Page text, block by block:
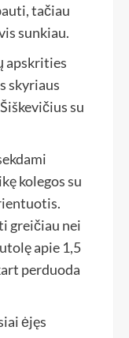
tačiau
sunkiau.
apskrities
skyriaus
su
kolegos su
greičiau nei
apie 1,5
perduoda
ėjęs